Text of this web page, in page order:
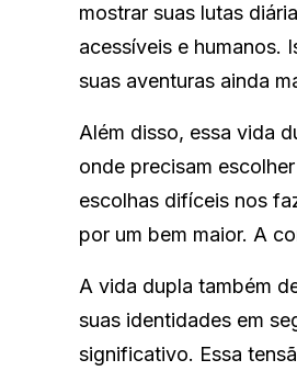
mostrar suas lutas
acessíveis e humanos.
suas aventuras ainda
Além disso, essa vida
onde precisam
escolhas difíceis nos
por um bem maior. A
A vida dupla também
suas identidades em
significativo. Essa